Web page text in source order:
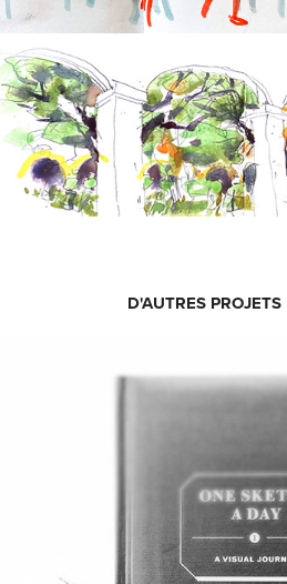
D'AUTRES